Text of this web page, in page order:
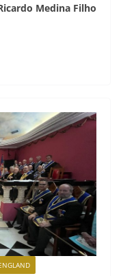
Medina Filho